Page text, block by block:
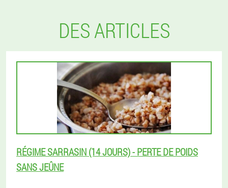
DES ARTICLES
RÉGIME SARRASIN (14 JOURS) - PERTE DE POIDS
SANS JEÛNE